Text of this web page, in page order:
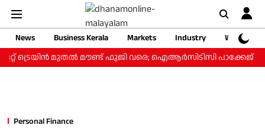
News Business Kerala Markets Industry
Web
ട്രെയിന്‍ മുതല്‍ മൗണ്ട് ഫുജി വരെ; ഐആര്‍സിടിസി പാക്കേജ്
Personal Finance